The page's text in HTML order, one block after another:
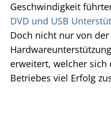
Geschwindigkeit
DVD und USB
Doch nicht nur von
erweitert, welcher
Betriebes viel Erfolg